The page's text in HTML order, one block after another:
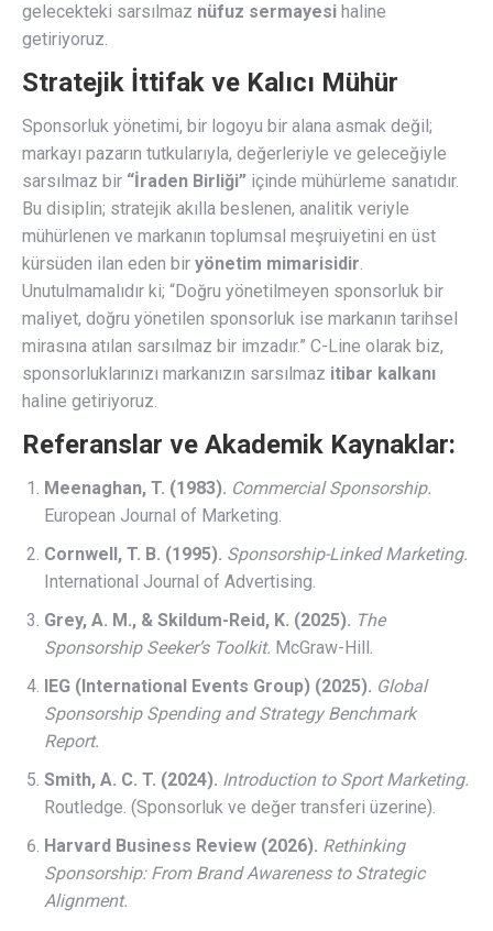
gelecekteki sarsılmaz nüfuz sermayesi haline
getiriyoruz.
Stratejik İttifak ve Kalıcı Mühür
Sponsorluk yönetimi, bir logoyu bir alana asmak değil;
markayı pazarın tutkularıyla, değerleriyle ve geleceğiyle
sarsılmaz bir “İraden Birliği” içinde mühürleme sanatıdır.
Bu disiplin; stratejik akılla beslenen, analitik veriyle
mühürlenen ve markanın toplumsal meşruiyetini en üst
kürsüden ilan eden bir yönetim mimarisidir.
Unutulmamalıdır ki; “Doğru yönetilmeyen sponsorluk bir
maliyet, doğru yönetilen sponsorluk ise markanın tarihsel
mirasına atılan sarsılmaz bir imzadır.” C-Line olarak biz,
sponsorluklarınızı markanızın sarsılmaz itibar kalkanı
haline getiriyoruz.
Referanslar ve Akademik Kaynaklar:
Meenaghan, T. (1983). Commercial Sponsorship.
European Journal of Marketing.
Cornwell, T. B. (1995). Sponsorship-Linked Marketing.
International Journal of Advertising.
Grey, A. M., & Skildum-Reid, K. (2025). The
Sponsorship Seeker’s Toolkit. McGraw-Hill.
IEG (International Events Group) (2025). Global
Sponsorship Spending and Strategy Benchmark
Report.
Smith, A. C. T. (2024). Introduction to Sport Marketing.
Routledge. (Sponsorluk ve değer transferi üzerine).
Harvard Business Review (2026). Rethinking
Sponsorship: From Brand Awareness to Strategic
Alignment.